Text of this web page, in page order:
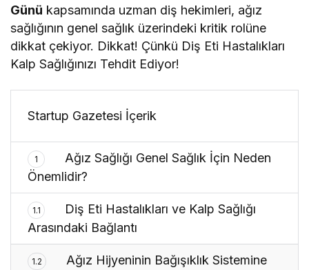
Günü kapsamında uzman diş hekimleri, ağız
sağlığının genel sağlık üzerindeki kritik rolüne
dikkat çekiyor. Dikkat! Çünkü Diş Eti Hastalıkları
Kalp Sağlığınızı Tehdit Ediyor!
Startup Gazetesi İçerik
1
Ağız Sağlığı Genel Sağlık İçin Neden
Önemlidir?
1.1
Diş Eti Hastalıkları ve Kalp Sağlığı
Arasındaki Bağlantı
1.2
Ağız Hijyeninin Bağışıklık Sistemine